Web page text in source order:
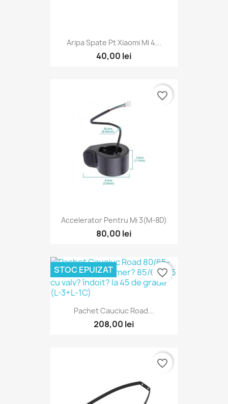
Aripa Spate Pt Xiaomi Mi 4...
40,00 lei
Accelerator Pentru Mi 3(M-8D)
80,00 lei
favorite_border
Pachet Cauciuc Road...
208,00 lei
STOC EPUIZAT favorite_border
favorite_border